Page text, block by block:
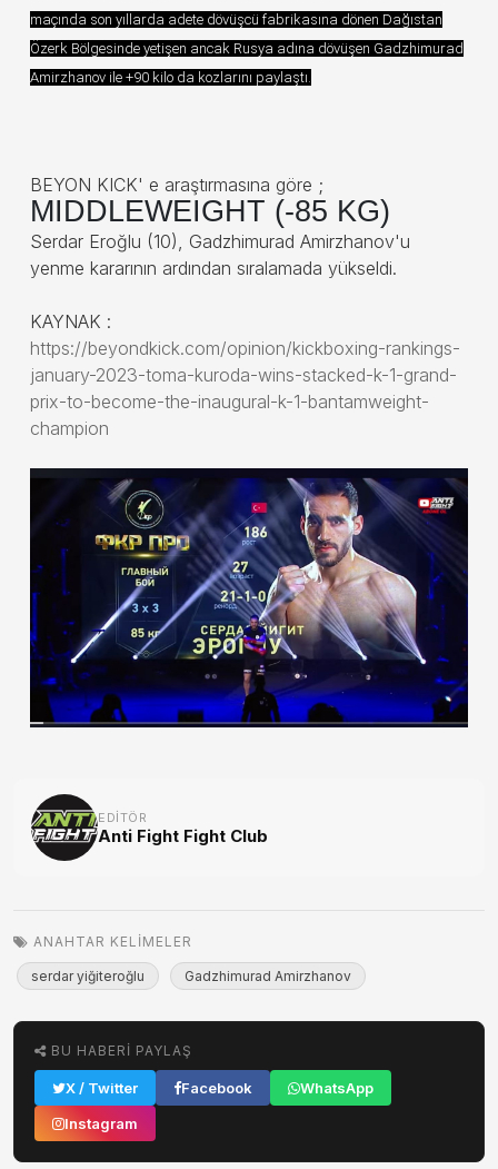
maçında son yıllarda adete dövüşcü fabrikasına dönen Dağıstan
Özerk Bölgesinde yetişen ancak Rusya adına dövüşen Gadzhimurad
Amirzhanov ile +90 kilo da kozlarını paylaştı.
BEYON KICK' e araştırmasına göre ;
MIDDLEWEIGHT (-85 KG)
Serdar Eroğlu (10), Gadzhimurad Amirzhanov'u
yenme kararının ardından sıralamada yükseldi.
KAYNAK :
https://beyondkick.com/opinion/kickboxing-rankings-
january-2023-toma-kuroda-wins-stacked-k-1-grand-
prix-to-become-the-inaugural-k-1-bantamweight-
champion
EDITÖR
Anti Fight Fight Club
ANAHTAR KELIMELER
serdar yiğiteroğlu Gadzhimurad Amirzhanov
BU HABERI PAYLAŞ
X / Twitter Facebook
WhatsApp
Instagram